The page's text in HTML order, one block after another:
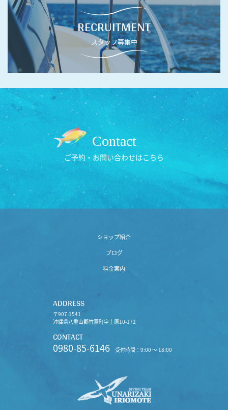
RECRUITMENT
スタッフ募集中
Contact
ご予約・お問い合わせはこちら
ショップ紹介
ブログ
料金案内
ADDRESS
〒907-1541
沖縄県八重山郡竹富町字上原10-172
CONTACT
0980-85-6146 受付時間：9:00 〜 18:00